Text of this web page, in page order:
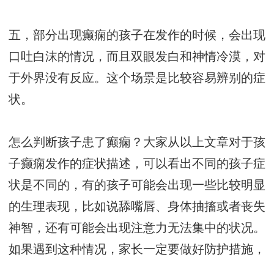
五，部分出现癫痫的孩子在发作的时候，会出现
口吐白沫的情况，而且双眼发白和神情冷漠，对
于外界没有反应。这个场景是比较容易辨别的症
状。
怎么判断孩子患了癫痫？大家从以上文章对于孩
子癫痫发作的症状描述，可以看出不同的孩子症
状是不同的，有的孩子可能会出现一些比较明显
的生理表现，比如说舔嘴唇、身体抽搐或者丧失
神智，还有可能会出现注意力无法集中的状况。
如果遇到这种情况，家长一定要做好防护措施，